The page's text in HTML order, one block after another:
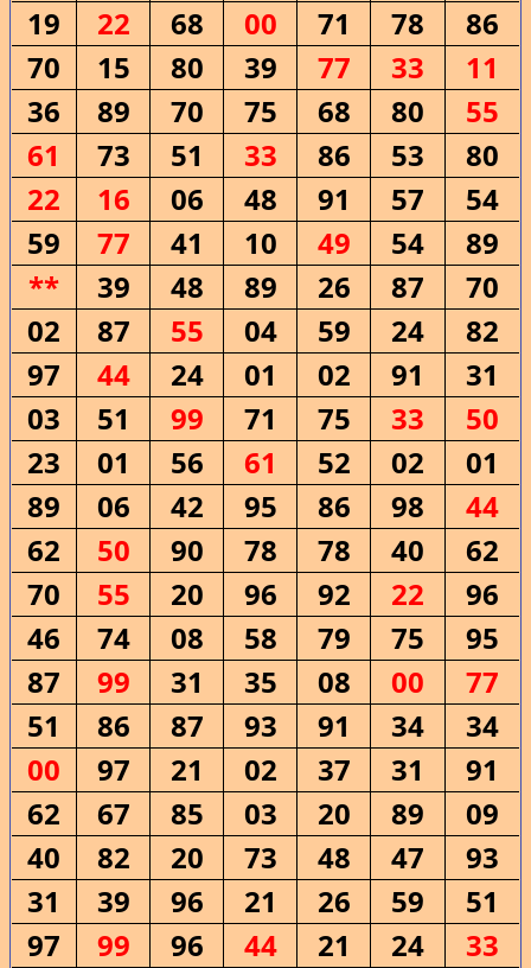
19
22 68 00 71 78
86
70
15 80 39 77 33
11
36
89 70 75 68 80
55
61
73 51 33 86 53
80
22
16 06 48 91 57
54
59
77 41 10 49 54
89
**
39 48 89 26 87
70
02
87 55 04 59 24
82
97
44 24 01 02 91
31
03
51 99 71 75 33
50
23
01 56 61 52 02
01
89
06 42 95 86 98
44
62
50 90 78 78 40
62
70
55 20 96 92 22
96
46
74 08 58 79 75
95
87
99 31 35 08 00
77
51
86 87 93 91 34
34
00
97 21 02 37 31
91
62
67 85 03 20 89
09
40
82 20 73 48 47
93
31
39 96 21 26 59
51
97
99 96 44 21 24
33